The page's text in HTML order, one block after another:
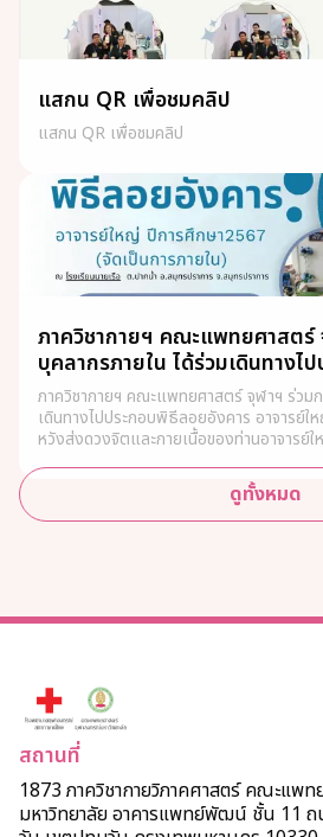
แสกน QR เพื่อชมคลิป
แสกน QR เพื่อชมคลิป
ภาควิชากายฯ คณะแพทยศาสตร์
บุคลากรภายใน ได้ร่วมเดินทางไ
อังคาร อาจารย์ใหญ่ปีการศึกษา
จิตและกายเนื้อของท่านอาจารย์
แทน ญาติๆตามความประสงค์ขอ
ครอบครัว
ภาควิชากายฯ คณะแพทยศาสตร์ จุฬาฯ ร่วม
เดินทางไปประกอบพิธีลอยอังคาร อาจารย์
หวังส่งดวงจิตและกายเนื้อของท่านอาจารย์
ดูทั้งหมด
สถานที่
1873 ภาควิชากายวิภาคศาสตร์ คณะแพ
มหาวิทยาลัย อาคารแพทย์พัฒน์ ชั้น 11